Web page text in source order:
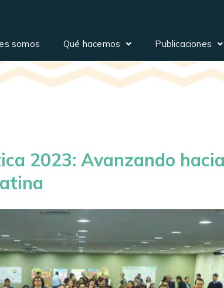
somos Qué hacemos Publicaciones
2023: Avanzando